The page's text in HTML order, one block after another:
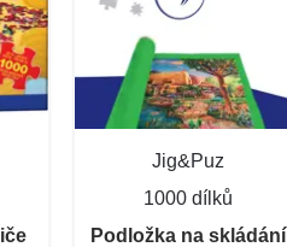
Jig&Puz
1000 dílků
Podložka na skládání